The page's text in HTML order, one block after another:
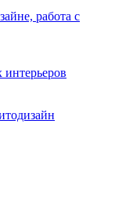
работа с